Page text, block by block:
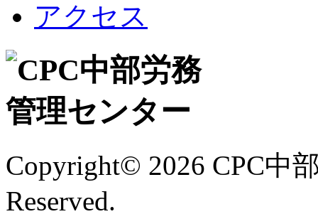
アクセス
Copyright© 2026 CPC中
Reserved.